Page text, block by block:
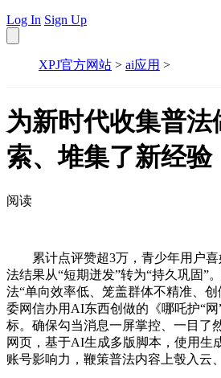
Log In Sign Up
XPJ官方网站 > ai应用 >
为新时代收集普法
索、堆集了新经验
阅读
累计点评赞超3万，青少年用户喜
法结果从“短期迸发”转为“持久巩固”
法“单向效率低、笼盖群体不精准、
委网信办用AI东西创做的《哪吒护“网
标。确保勾当消息一屏掌控、一目了
网页，基于AI生成多版脚本，使用生
账号影响力，鞭策普法内容上彀入云